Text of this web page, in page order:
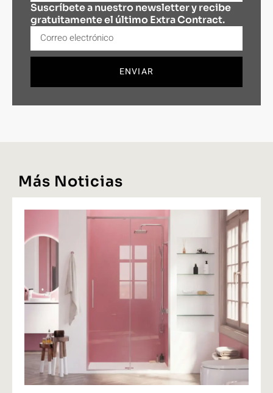
Suscríbete a nuestro newsletter y recibe
gratuitamente el último Extra Contract.
ENVIAR
Más Noticias